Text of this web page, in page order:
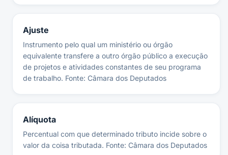
Ajuste
Instrumento pelo qual um ministério ou órgão
equivalente transfere a outro órgão público a execução
de projetos e atividades constantes de seu programa
de trabalho. Fonte: Câmara dos Deputados
Alíquota
Percentual com que determinado tributo incide sobre o
valor da coisa tributada. Fonte: Câmara dos Deputados